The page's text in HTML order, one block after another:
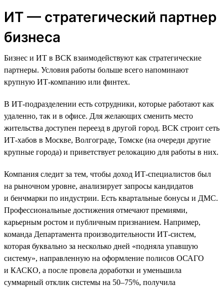
ИТ — стратегический партнер
бизнеса
Бизнес и ИТ в ВСК взаимодействуют как стратегические
партнеры. Условия работы больше всего напоминают
крупную ИТ-компанию или финтех.
В ИТ-подразделении есть сотрудники, которые работают как
удаленно, так и в офисе. Для желающих сменить место
жительства доступен переезд в другой город. ВСК строит сеть
ИТ-хабов в Москве, Волгограде, Томске (на очереди другие
крупные города) и приветствует релокацию для работы в них.
Компания следит за тем, чтобы доход ИТ-специалистов был
на рыночном уровне, анализирует запросы кандидатов
и бенчмарки по индустрии. Есть квартальные бонусы и ДМС.
Профессиональные достижения отмечают премиями,
карьерным ростом и публичным признанием. Например,
команда Департамента производительности ИТ-систем,
которая буквально за несколько дней «подняла упавшую
систему», направленную на оформление полисов ОСАГО
и КАСКО, а после провела доработки и уменьшила
суммарный отклик системы на 50–75%, получила